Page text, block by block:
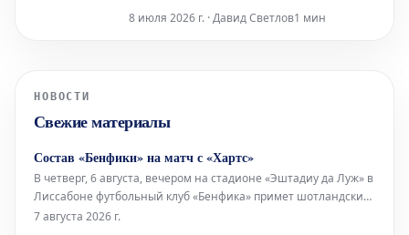
ударов по Ирану. Соответствующее
нанесению этих ударов. Комментируя
8 июля 2026 г. · Давид Светлов1 мин
НОВОСТИ
Свежие материалы
Состав «Бенфики» на матч с «Хартс»
В четверг, 6 августа, вечером на стадионе «Эштадиу да Луж» в
Лиссабоне футбольный клуб «Бенфика» примет шотландский
«Хартс» в рамках первого матча третьего квалификационного
7 августа 2026 г.